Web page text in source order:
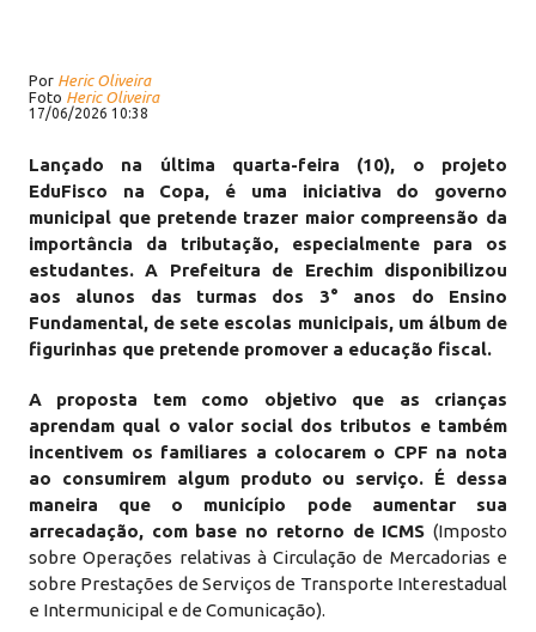
Por Heric Oliveira
Foto Heric Oliveira
17/06/2026 10:38
Lançado na última quarta-feira (10), o projeto
EduFisco na Copa, é uma iniciativa do governo
municipal que pretende trazer maior compreensão da
importância da tributação, especialmente para os
estudantes. A Prefeitura de Erechim disponibilizou
aos alunos das turmas dos 3° anos do Ensino
Fundamental, de sete escolas municipais, um álbum de
figurinhas que pretende promover a educação fiscal.
A proposta tem como objetivo que as crianças
aprendam qual o valor social dos tributos e também
incentivem os familiares a colocarem o CPF na nota
ao consumirem algum produto ou serviço. É dessa
maneira que o município pode aumentar sua
arrecadação, com base no retorno de ICMS (Imposto
sobre Operações relativas à Circulação de Mercadorias e
sobre Prestações de Serviços de Transporte Interestadual
e Intermunicipal e de Comunicação).